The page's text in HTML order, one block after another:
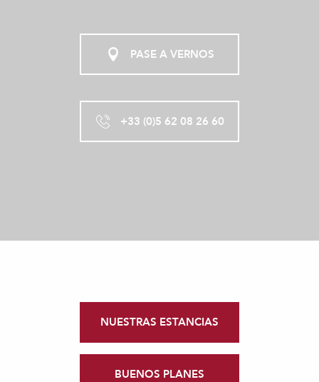
PASE A VERNOS
+33 (0)5 62 08 26 60
NUESTRAS ESTANCIAS
BUENOS PLANES